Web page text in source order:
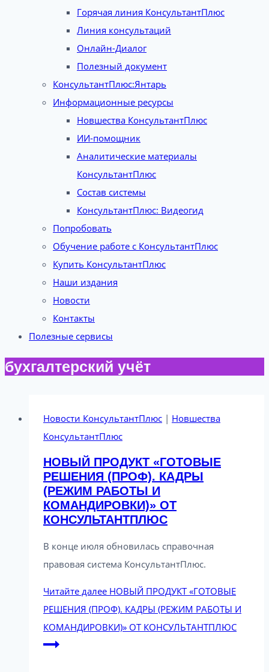
Горячая линия КонсультантПлюс
Линия консультаций
Онлайн-Диалог
Полезный документ
КонсультантПлюс:Янтарь
Информационные ресурсы
Новшества КонсультантПлюс
ИИ-помощник
Аналитические материалы
КонсультантПлюс
Состав системы
КонсультантПлюс: Видеогид
Попробовать
Обучение работе с КонсультантПлюс
Купить КонсультантПлюс
Наши издания
Новости
Контакты
Полезные сервисы
бухгалтерский учёт
Новости КонсультантПлюс | Новшества
КонсультантПлюс
НОВЫЙ ПРОДУКТ «ГОТОВЫЕ
РЕШЕНИЯ (ПРОФ). КАДРЫ
(РЕЖИМ РАБОТЫ И
КОМАНДИРОВКИ)» ОТ
КОНСУЛЬТАНТПЛЮС
В конце июля обновилась справочная
правовая система КонсультантПлюс.
Читайте далее НОВЫЙ ПРОДУКТ «ГОТОВЫЕ
РЕШЕНИЯ (ПРОФ). КАДРЫ (РЕЖИМ РАБОТЫ И
КОМАНДИРОВКИ)» ОТ КОНСУЛЬТАНТПЛЮС